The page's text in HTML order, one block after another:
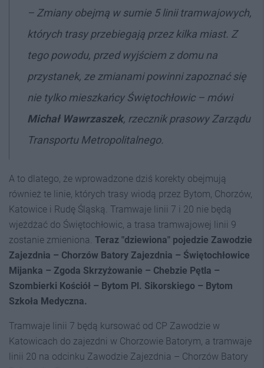
– Zmiany obejmą w sumie 5 linii tramwajowych,
których trasy przebiegają przez kilka miast. Z
tego powodu, przed wyjściem z domu na
przystanek, ze zmianami powinni zapoznać się
nie tylko mieszkańcy Świętochłowic – mówi
Michał Wawrzaszek, rzecznik prasowy Zarządu
Transportu Metropolitalnego.
A to dlatego, że wprowadzone dziś korekty obejmują
również te linie, których trasy wiodą przez Bytom, Chorzów,
Katowice i Rudę Śląską. Tramwaje linii 7 i 20 nie będą
wjeżdżać do Świętochłowic, a trasa tramwajowej linii 9
zostanie zmieniona. Teraz "dziewiona" pojedzie Zawodzie
Zajezdnia – Chorzów Batory Zajezdnia – Świętochłowice
Mijanka – Zgoda Skrzyżowanie – Chebzie Pętla –
Szombierki Kościół – Bytom Pl. Sikorskiego – Bytom
Szkoła Medyczna.
Tramwaje linii 7 będą kursować od CP Zawodzie w
Katowicach do zajezdni w Chorzowie Batorym, a tramwaje
linii 20 na odcinku Zawodzie Zajezdnia – Chorzów Batory